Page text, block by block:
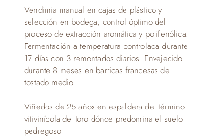
Vendimia manual en cajas de plástico y
selección en bodega, control óptimo del
proceso de extracción aromática y polifenólica.
Fermentación a temperatura controlada durante
17 días con 3 remontados diarios. Envejecido
durante 8 meses en barricas francesas de
tostado medio.
Viñedos de 25 años en espaldera del término
vitivinícola de Toro dónde predomina el suelo
pedregoso.